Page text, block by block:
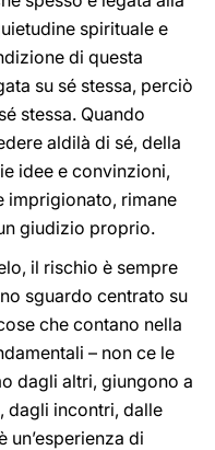
spirituale e
di questa
su sé stessa, perciò
stessa. Quando
aldilà di sé, della
idee e convinzioni,
imprigionato, rimane
giudizio proprio.
il rischio è sempre
sguardo centrato su
che contano nella
– non ce le
dagli altri, giungono a
dagli incontri, dalle
un’esperienza di